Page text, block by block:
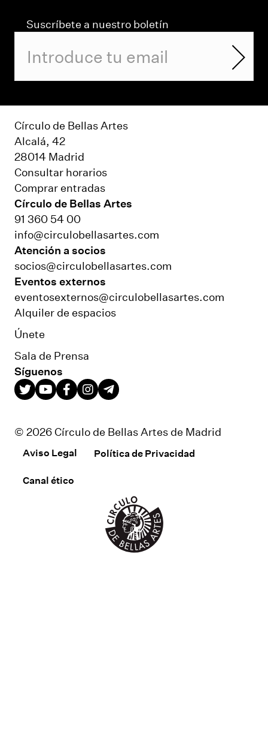
Suscríbete a nuestro boletín
Círculo de Bellas Artes
Alcalá, 42
28014 Madrid
Consultar horarios
Comprar entradas
Círculo de Bellas Artes
91 360 54 00
info@circulobellasartes.com
Atención a socios
socios@circulobellasartes.com
Eventos externos
eventosexternos@circulobellasartes.com
Alquiler de espacios
Únete
Sala de Prensa
Síguenos
© 2026 Círculo de Bellas Artes de Madrid
Aviso Legal Política de Privacidad
Canal ético